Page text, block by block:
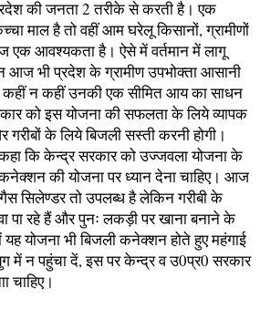
की जनता 2 तरीके से करती है। एक
माल है तो वहीं आम घरेलू किसानों, ग्रामीणों
एक आवश्यकता है। ऐसे में वर्तमान में लागू
आज भी प्रदेश के ग्रामीण उपभोक्ता आसानी
कहीं न कहीं उनकी एक सीमित आय का साधन
को इस योजना की सफलता के लिये व्यापक
गरीबों के लिये बिजली सस्ती करनी होगी।
कहा कि केन्द्र सरकार को उज्जवला योजना के
की योजना पर ध्यान देना चाहिए। आज
सिलेण्डर तो उपलब्ध है लेकिन गरीबी के
पा रहे हैं और पुनः लकड़ी पर खाना बनाने के
योजना भी बिजली कनेक्शन होते हुए महंगाई
में न पहुंचा दें, इस पर केन्द्र व उ0प्र0 सरकार
चाहिए।